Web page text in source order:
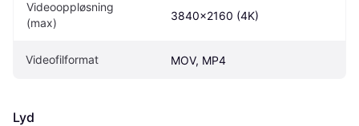
Videooppløsning
(max)
3840x2160 (4K)
Videofilformat MOV, MP4
Lyd